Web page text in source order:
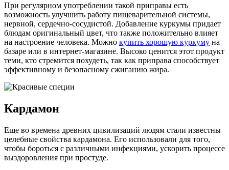
При регулярном употреблении такой приправы есть
возможность улучшить работу пищеварительной системы,
нервной, сердечно-сосудистой. Добавление куркумы придает
блюдам оригинальный цвет, что также положительно влияет
на настроение человека. Можно купить хорошую куркуму на
базаре или в интернет-магазине. Высоко ценится этот продукт
теми, кто стремится похудеть, так как приправа способствует
эффективному и безопасному сжиганию жира.
Кардамон
Еще во времена древних цивилизаций людям стали известны
целебные свойства кардамона. Его использовали для того,
чтобы бороться с различными инфекциями, ускорить процессе
выздоровления при простуде.